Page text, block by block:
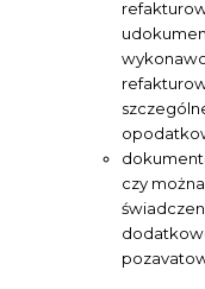
czy